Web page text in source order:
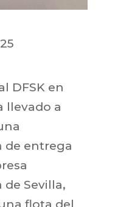
DFSK en
llevado a
de entrega
Sevilla,